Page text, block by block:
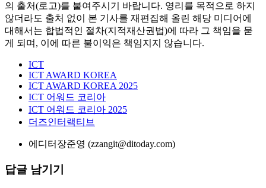
의 출처(로고)를 붙여주시기 바랍니다. 영리를 목적으로 하지
않더라도 출처 없이 본 기사를 재편집해 올린 해당 미디어에
대해서는 합법적인 절차(지적재산권법)에 따라 그 책임을 묻
게 되며, 이에 따른 불이익은 책임지지 않습니다.
ICT
ICT AWARD KOREA
ICT AWARD KOREA 2025
ICT 어워드 코리아
ICT 어워드 코리아 2025
더즈인터랙티브
에디터 장준영 (zzangit@ditoday.com)
답글 남기기